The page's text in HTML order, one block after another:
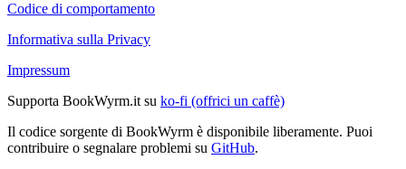
Codice di comportamento
Informativa sulla Privacy
Impressum
Supporta BookWyrm.it su ko-fi (offrici un caffè)
Il codice sorgente di BookWyrm è disponibile liberamente. Puoi
contribuire o segnalare problemi su GitHub.